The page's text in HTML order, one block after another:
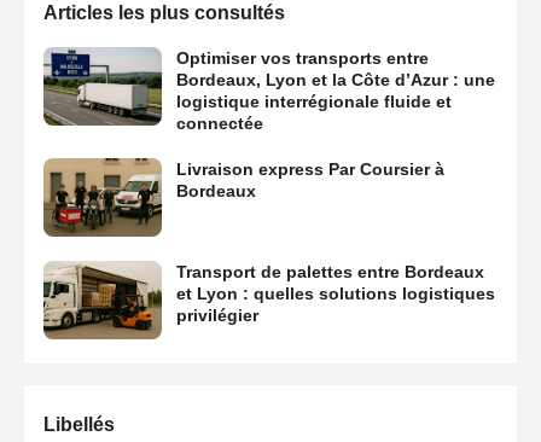
Articles les plus consultés
Optimiser vos transports entre
Bordeaux, Lyon et la Côte d’Azur : une
logistique interrégionale fluide et
connectée
Livraison express Par Coursier à
Bordeaux
Transport de palettes entre Bordeaux
et Lyon : quelles solutions logistiques
privilégier
Libellés